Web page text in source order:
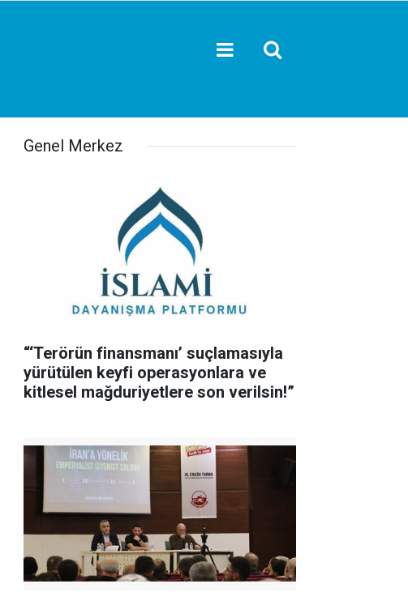
Genel Merkez
“‘Terörün finansmanı’ suçlamasıyla
yürütülen keyfi operasyonlara ve
kitlesel mağduriyetlere son verilsin!”